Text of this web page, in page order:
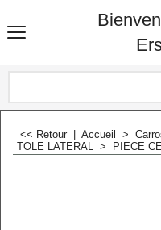
<< Retour Accueil >
TOLE LATERAL > PIECE